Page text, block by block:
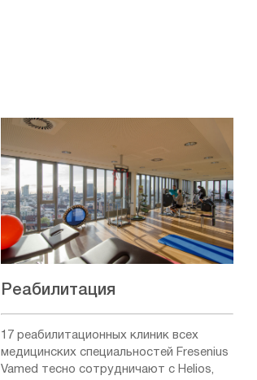
Реабилитация
17 реабилитационных клиник всех
медицинских специальностей Fresenius
Vamed тесно сотрудничают с Helios,